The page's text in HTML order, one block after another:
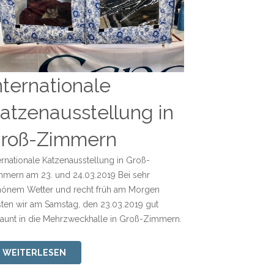
in
Zimmern
Katzenausstellung in Groß-
am 23. und 24.03.2019 Bei sehr
Wetter und recht früh am Morgen
wir am Samstag, den 23.03.2019 gut
in die Mehrzweckhalle in Groß-Zimmern.
WEITERLESEN